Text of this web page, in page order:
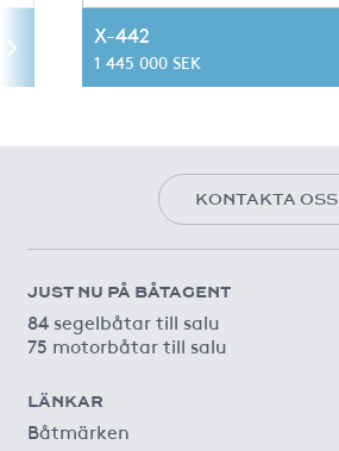
X-442
1 445 000 SEK
KONTAKTA OSS
JUST NU PÅ BÅTAGENT
84 segelbåtar till salu
75 motorbåtar till salu
LÄNKAR
Båtmärken